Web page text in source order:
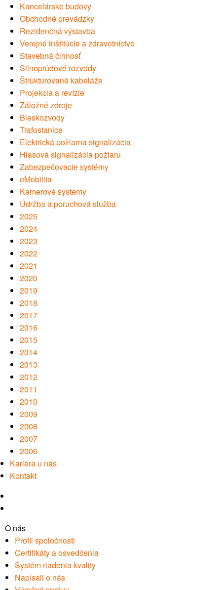
Kancelárske budovy
Obchodné prevádzky
Rezidenčná výstavba
Verejné inštitúcie a zdravotníctvo
Stavebná činnosť
Silnoprúdové rozvody
Štrukturované kabeláže
Projekcia a revízie
Záložné zdroje
Bleskozvody
Trafostanice
Elektrická požiarna signalizácia
Hlasová signalizácia požiaru
Zabezpečovacie systémy
eMobilita
Kamerové systémy
Údržba a poruchová služba
2025
2024
2023
2022
2021
2020
2019
2018
2017
2016
2015
2014
2013
2012
2011
2010
2009
2008
2007
2006
Kariéra u nás
Kontakt
O nás
Profil spoločnosti
Certifikáty a osvedčenia
Systém riadenia kvality
Napísali o nás